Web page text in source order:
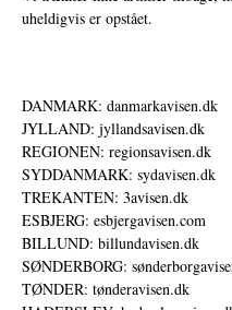
uheldigvis er opstået.
DANMARK: danmarkavisen.dk
JYLLAND: jyllandsavisen.dk
REGIONEN: regionsavisen.dk
SYDDANMARK: sydavisen.dk
TREKANTEN: 3avisen.dk
ESBJERG: esbjergavisen.com
BILLUND: billundavisen.dk
SØNDERBORG:
TØNDER: tønderavisen.dk